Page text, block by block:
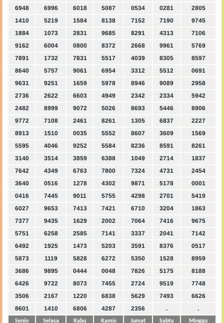
6948
6996 6018 5087 0534 0281
2805
1410
5219 1584 8138 7152 7190
9745
1884
1073 2831 9685 8291 4313
7106
9162
6004 0800 8372 2668 9961
5769
7891
1732 7831 5517 4039 8305
8597
8640
5757 9061 6954 3312 5512
0691
9631
9251 1659 5978 8946 9089
2958
2736
2622 6603 4949 2342 2334
5942
2482
8999 9072 5026 8693 5446
8906
9772
7108 2461 8261 1305 6837
2227
8913
1510 0035 5552 8607 3609
1569
5595
4046 9252 5584 8236 8591
8261
3140
3514 3859 6388 1049 2714
1837
7642
4349 6763 7800 7324 4731
2454
3640
0516 1278 4302 9871 5178
0001
0416
7445 9011 5755 4298 2701
5419
6027
9653 7413 7421 6710 3204
1863
7377
9435 1629 2002 7064 7416
9675
5751
6258 2585 7141 3337 2041
7142
6492
1925 1473 5203 3591 8376
0517
5873
1119 5828 6272 5350 1528
8959
3686
9895 0444 0048 7826 5175
8188
6426
9722 8073 7455 2724 9519
7748
3506
2167 1220 6838 5629 7493
6626
8601
1410 6806 4287 2356 . .
Senin Selasa Rabu Kamis Jumat Sabtu Minggu